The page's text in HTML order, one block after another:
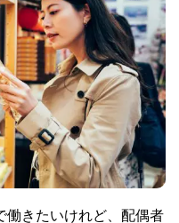
働きたいけれど、配偶者